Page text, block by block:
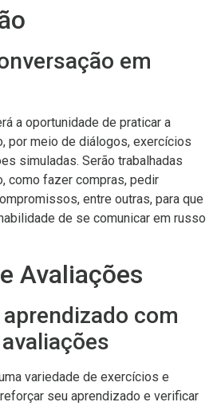
em
a oportunidade de praticar a
por meio de diálogos, exercícios
simuladas. Serão trabalhadas
como fazer compras, pedir
entre outras, para que
de se comunicar em russo
Avaliações
com
variedade de exercícios e
seu aprendizado e verificar